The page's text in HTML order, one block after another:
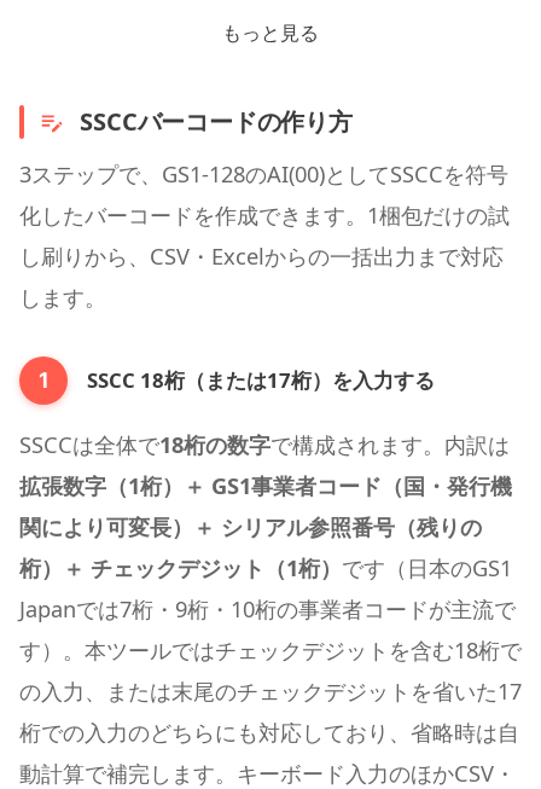
もっと見る
SSCCバーコードの作り方
3ステップで、GS1-128のAI(00)としてSSCCを符号
化したバーコードを作成できます。1梱包だけの試
し刷りから、CSV・Excelからの一括出力まで対応
します。
1 SSCC 18桁（または17桁）を入力する
SSCCは全体で18桁の数字で構成されます。内訳は
拡張数字（1桁）＋ GS1事業者コード（国・発行機
関により可変長）＋ シリアル参照番号（残りの
桁）＋ チェックデジット（1桁） です（日本のGS1
Japanでは7桁・9桁・10桁の事業者コードが主流で
す）。本ツールではチェックデジットを含む18桁で
の入力、または末尾のチェックデジットを省いた17
桁での入力のどちらにも対応しており、省略時は自
動計算で補完します。キーボード入力のほかCSV・